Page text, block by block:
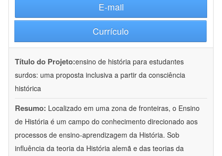
E-mail
Currículo
Título do Projeto:ensino de história para estudantes
surdos: uma proposta inclusiva a partir da consciência
histórica
Resumo: Localizado em uma zona de fronteiras, o Ensino
de História é um campo do conhecimento direcionado aos
processos de ensino-aprendizagem da História. Sob
influência da teoria da História alemã e das teorias da